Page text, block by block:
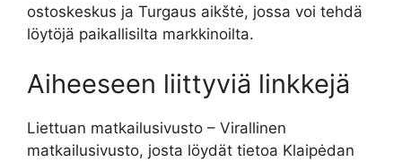
ostoskeskus ja Turgaus aikštė, jossa voi tehdä
löytöjä paikallisilta markkinoilta.
Aiheeseen liittyviä linkkejä
Liettuan matkailusivusto – Virallinen
matkailusivusto, josta löydät tietoa Klaipėdan